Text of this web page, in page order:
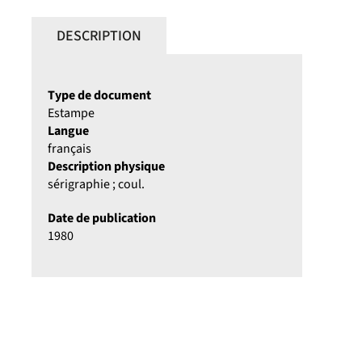
DESCRIPTION
Type de document
Estampe
Langue
français
Description physique
sérigraphie ; coul.
Date de publication
1980